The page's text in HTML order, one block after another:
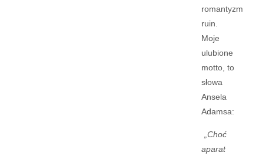
romantyzm
ruin.
Moje
ulubione
motto, to
słowa
Ansela
Adamsa:
„Choć
aparat